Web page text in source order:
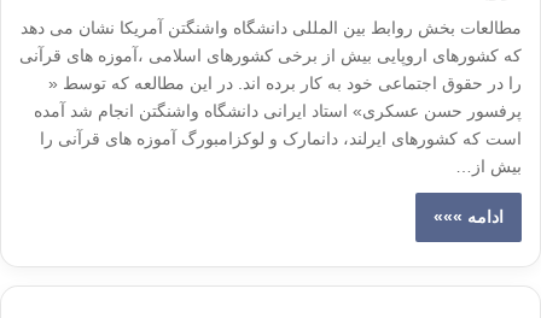
مطالعات بخش روابط بین المللی دانشگاه واشنگتن آمریکا نشان می دهد
که کشورهای اروپایی بیش از برخی کشورهای اسلامی ،آموزه های قرآنی
را در حقوق اجتماعی خود به کار برده اند. در این مطالعه که توسط «
پرفسور حسن عسکری» استاد ایرانی دانشگاه واشنگتن انجام شد آمده
است که کشورهای ایرلند، دانمارک و لوکزامبورگ آموزه های قرآنی را
بیش از…
ادامه »»»